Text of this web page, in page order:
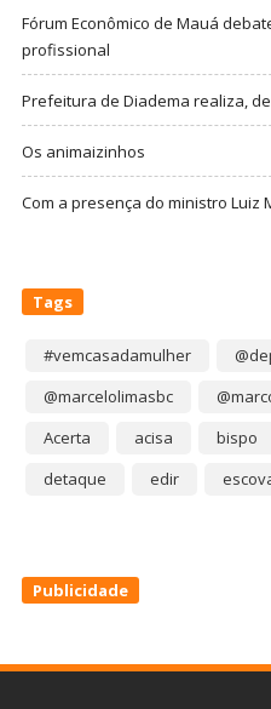
Fórum Econômico de Mauá
profissional
Prefeitura de Diadema realiza,
Os animaizinhos
Com a presença do ministro Luiz
Tags
#vemcasadamulher
@marcelolimasbc
Acerta
acisa bispo
detaque
edir
Publicidade